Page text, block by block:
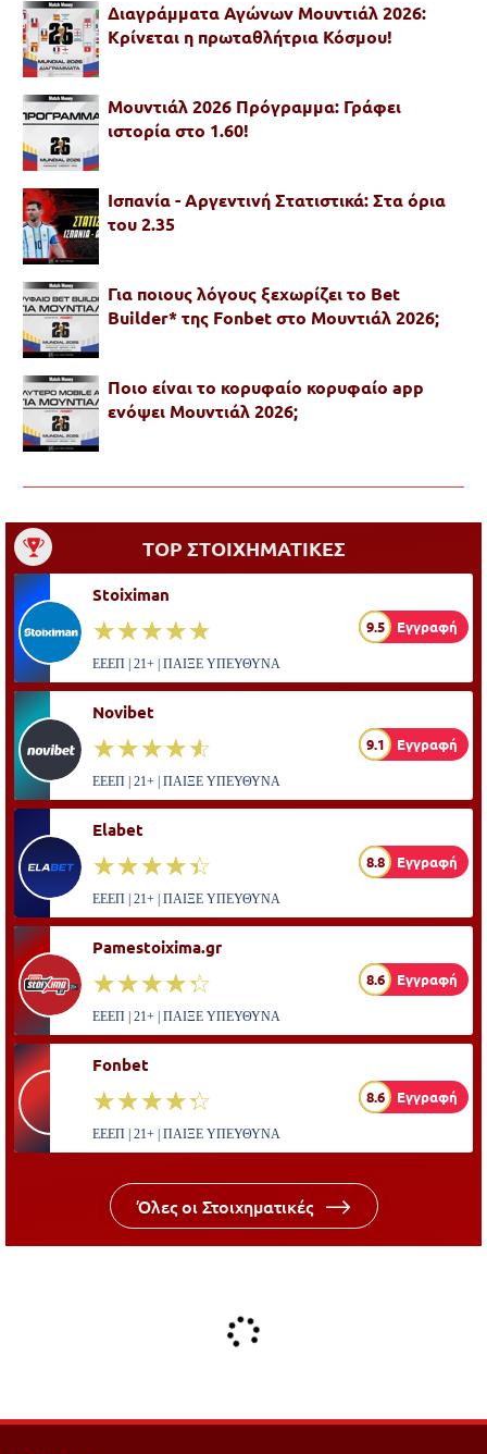
Διαγράμματα Αγώνων Μουντιάλ 2026:
Κρίνεται η πρωταθλήτρια Κόσμου!
Μουντιάλ 2026 Πρόγραμμα: Γράφει
ιστορία στο 1.60!
Ισπανία - Αργεντινή Στατιστικά: Στα όρια
του 2.35
Για ποιους λόγους ξεχωρίζει το Bet
Builder* της Fonbet στο Μουντιάλ 2026;
Ποιο είναι το κορυφαίο κορυφαίο app
ενόψει Μουντιάλ 2026;
TOP ΣΤΟΙΧΗΜΑΤΙΚΕΣ
Stoiximan
☆☆☆☆☆
★★★★★ 9.5 Εγγραφή
ΕΕΕΠ | 21+ | ΠΑΙΞΕ ΥΠΕΥΘΥΝΑ
Novibet
☆☆☆☆☆
★★★★★ 9.1 Εγγραφή
ΕΕΕΠ | 21+ | ΠΑΙΞΕ ΥΠΕΥΘΥΝΑ
Elabet
☆☆☆☆☆
★★★★★ 8.8 Εγγραφή
ΕΕΕΠ | 21+ | ΠΑΙΞΕ ΥΠΕΥΘΥΝΑ
Pamestoixima.gr
☆☆☆☆☆
★★★★★ 8.6 Εγγραφή
ΕΕΕΠ | 21+ | ΠΑΙΞΕ ΥΠΕΥΘΥΝΑ
Fonbet
☆☆☆☆☆
★★★★★ 8.6 Εγγραφή
ΕΕΕΠ | 21+ | ΠΑΙΞΕ ΥΠΕΥΘΥΝΑ
Όλες οι Στοιχηματικές